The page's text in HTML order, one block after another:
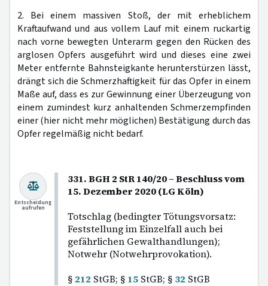
2. Bei einem massiven Stoß, der mit erheblichem
Kraftaufwand und aus vollem Lauf mit einem ruckartig
nach vorne bewegten Unterarm gegen den Rücken des
arglosen Opfers ausgeführt wird und dieses eine zwei
Meter entfernte Bahnsteigkante herunterstürzen lässt,
drängt sich die Schmerzhaftigkeit für das Opfer in einem
Maße auf, dass es zur Gewinnung einer Überzeugung von
einem zumindest kurz anhaltenden Schmerzempfinden
einer (hier nicht mehr möglichen) Bestätigung durch das
Opfer regelmäßig nicht bedarf.
331. BGH 2 StR 140/20 – Beschluss vom
15. Dezember 2020 (LG Köln)
Totschlag (bedingter Tötungsvorsatz:
Feststellung im Einzelfall auch bei
gefährlichen Gewalthandlungen);
Notwehr (Notwehrprovokation).
§ 212 StGB; § 15 StGB; § 32 StGB
Entscheidung
aufrufen